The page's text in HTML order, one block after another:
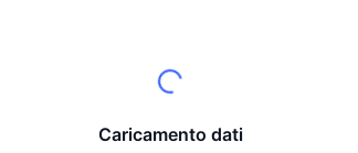
Caricamento dati